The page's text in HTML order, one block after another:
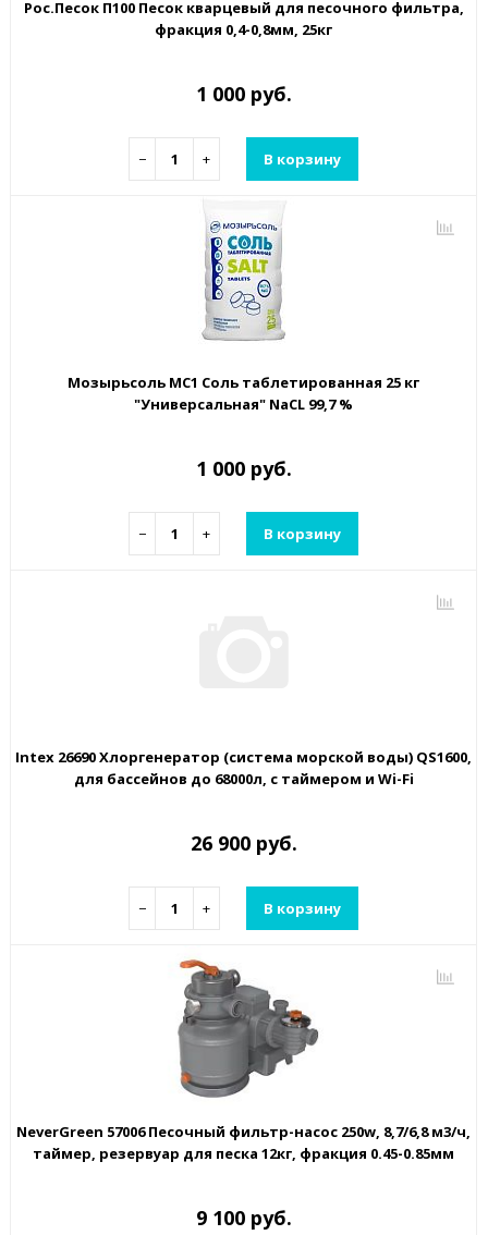
Рос.Песок П100 Песок кварцевый для песочного фильтра,
фракция 0,4-0,8мм, 25кг
1 000 руб.
− + В корзину
Мозырьсоль МС1 Соль таблетированная 25 кг
"Универсальная" NaCL 99,7 %
1 000 руб.
− + В корзину
Intex 26690 Хлоргенератор (система морской воды) QS1600,
для бассейнов до 68000л, с таймером и Wi-Fi
26 900 руб.
− + В корзину
NeverGreen 57006 Песочный фильтр-насос 250w, 8,7/6,8 м3/ч,
таймер, резервуар для песка 12кг, фракция 0.45-0.85мм
9 100 руб.